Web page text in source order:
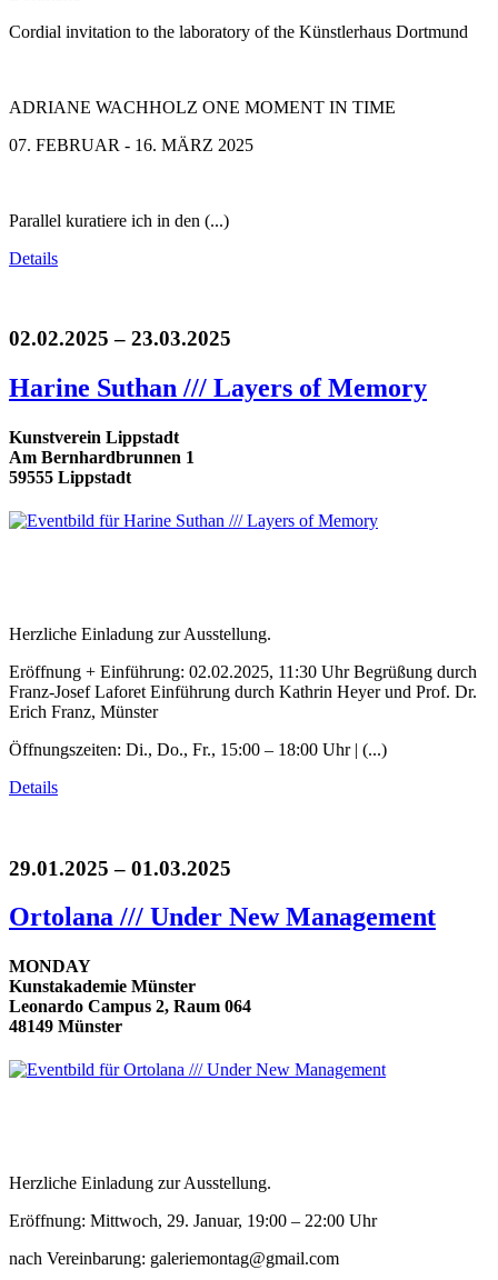
Cordial invitation to the laboratory of the Künstlerhaus Dortmund
ADRIANE WACHHOLZ ONE MOMENT IN TIME
07. FEBRUAR - 16. MÄRZ 2025
Parallel kuratiere ich in den (...)
Details
02.02.2025 – 23.03.2025
Harine Suthan /// Layers of Memory
Kunstverein Lippstadt
Am Bernhardbrunnen 1
59555 Lippstadt
Herzliche Einladung zur Ausstellung.
Eröffnung + Einführung: 02.02.2025, 11:30 Uhr Begrüßung durch
Franz-Josef Laforet Einführung durch Kathrin Heyer und Prof. Dr.
Erich Franz, Münster
Öffnungszeiten: Di., Do., Fr., 15:00 – 18:00 Uhr | (...)
Details
29.01.2025 – 01.03.2025
Ortolana /// Under New Management
MONDAY
Kunstakademie Münster
Leonardo Campus 2, Raum 064
48149 Münster
Herzliche Einladung zur Ausstellung.
Eröffnung: Mittwoch, 29. Januar, 19:00 – 22:00 Uhr
nach Vereinbarung: galeriemontag@gmail.com